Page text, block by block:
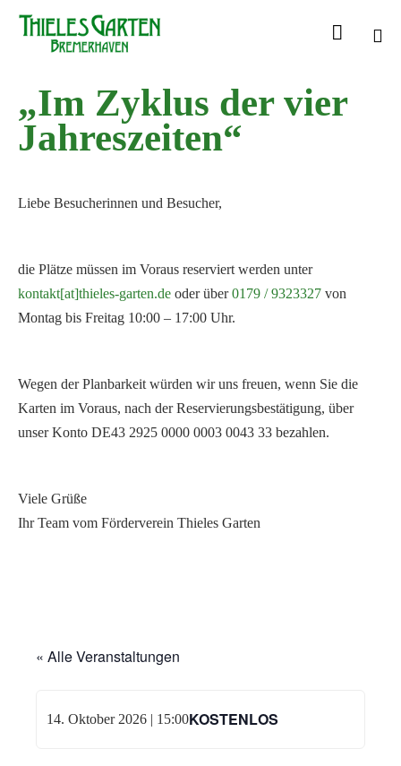

„Im Zyklus der vier
Jahreszeiten“
Liebe Besucherinnen und Besucher,
die Plätze müssen im Voraus reserviert werden unter
kontakt[at]thieles-garten.de oder über0179 / 9323327 von
Montag bis Freitag 10:00 – 17:00 Uhr.
Wegen der Planbarkeit würden wir uns freuen, wenn Sie die
Karten im Voraus, nach der Reservierungsbestätigung, über
unser Konto DE43 2925 0000 0003 0043 33 bezahlen.
Viele Grüße
Ihr Team vom Förderverein Thieles Garten
« Alle Veranstaltungen
14. Oktober 2026 | 15:00KOSTENLOS